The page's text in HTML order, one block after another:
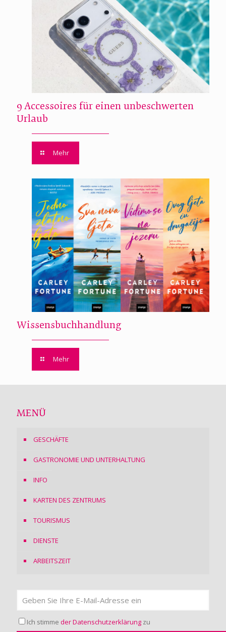
9 Accessoires für einen unbeschwerten
Urlaub
Mehr
Wissensbuchhandlung
Mehr
MENÜ
GESCHÄFTE
GASTRONOMIE UND UNTERHALTUNG
INFO
KARTEN DES ZENTRUMS
TOURISMUS
DIENSTE
ARBEITSZEIT
Ich stimme der Datenschutzerklärung zu